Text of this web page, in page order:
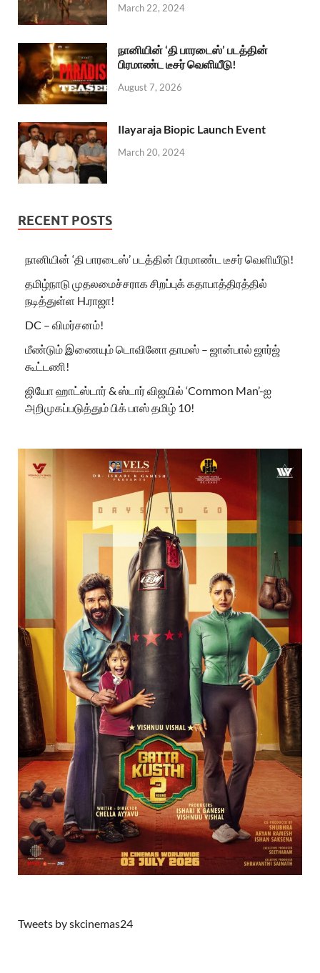
March 22, 2024
நானியின் ‘தி பாரடைஸ்’ படத்தின்
பிரமாண்ட டீசர் வெளியீடு!
August 7, 2026
Ilayaraja Biopic Launch Event
March 20, 2024
RECENT POSTS
நானியின் ‘தி பாரடைஸ்’ படத்தின் பிரமாண்ட டீசர் வெளியீடு!
தமிழ்நாடு முதலமைச்சராக சிறப்புக் கதாபாத்திரத்தில்
நடித்துள்ள H.ராஜா!
DC – விமர்சனம்!
மீண்டும் இணையும் டொவினோ தாமஸ் – ஜான்பால் ஜார்ஜ்
கூட்டணி!
ஜியோ ஹாட்ஸ்டார் & ஸ்டார் விஜயில் ‘Common Man’-ஐ
அறிமுகப்படுத்தும் பிக் பாஸ் தமிழ் 10!
Tweets by skcinemas24